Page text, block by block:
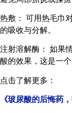
热敷： 可用热毛巾
的吸收与分解。
注射溶解酶： 如果
酸的效果，这是一
点击了解更多：
《玻尿酸的后悔药